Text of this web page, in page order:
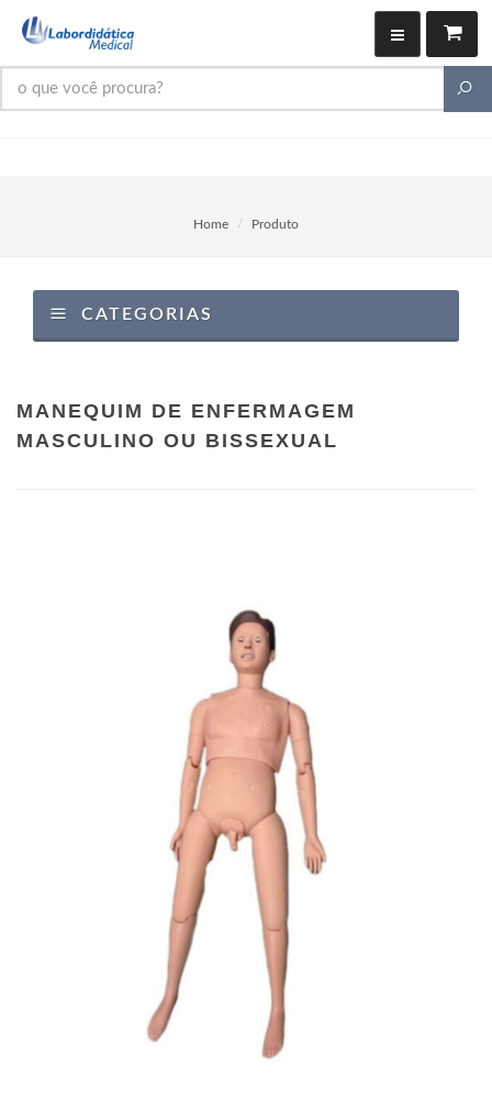
Home Produto
CATEGORIAS
MANEQUIM DE ENFERMAGEM
MASCULINO OU BISSEXUAL